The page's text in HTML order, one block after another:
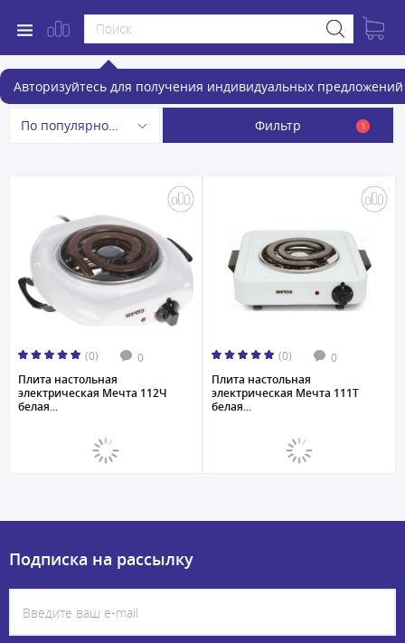
Авторизуйтесь для получения индивидуальных предложений
Настольные плиты
По популярности Фильтр 1
(0) 0
Плита настольная
электрическая Мечта 112Ч
белая...
(0) 0
Плита настольная
электрическая Мечта 111Т
белая...
Подписка на рассылку